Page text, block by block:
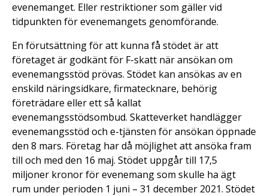
evenemanget. Eller restriktioner som gäller vid
tidpunkten för evenemangets genomförande.
En förutsättning för att kunna få stödet är att
företaget är godkänt för F-skatt när ansökan om
evenemangsstöd prövas. Stödet kan ansökas av en
enskild näringsidkare, firmatecknare, behörig
företrädare eller ett så kallat
evenemangsstödsombud. Skatteverket handlägger
evenemangsstöd och e-tjänsten för ansökan öppnade
den 8 mars. Företag har då möjlighet att ansöka fram
till och med den 16 maj. Stödet uppgår till 17,5
miljoner kronor för evenemang som skulle ha ägt
rum under perioden 1 juni – 31 december 2021. Stödet